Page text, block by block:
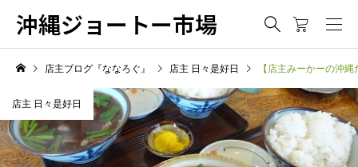
沖縄ジョートー市場
店主ブログ『ななろぐ』 店主 日々是好日 【店主みーかーの沖
店主 日々是好日